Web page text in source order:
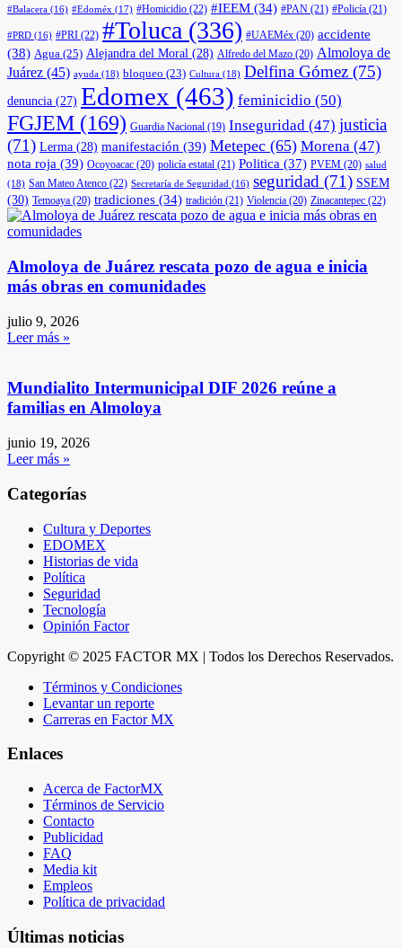
#Balacera (16) #Edoméx (17) #Homicidio (22) #IEEM (34) #PAN (21) #Policía (21)
#PRD (16) #PRI (22) #Toluca (336) #UAEMéx (20) accidente
(38) Agua (25) Alejandra del Moral (28) Alfredo del Mazo (20) Almoloya de
Juárez (45) ayuda (18) bloqueo (23) Cultura (18) Delfina Gómez (75)
denuncia (27) Edomex (463) feminicidio (50)
FGJEM (169) Guardia Nacional (19) Inseguridad (47) justicia
(71) Lerma (28) manifestación (39) Metepec (65) Morena (47)
nota roja (39) Ocoyoacac (20) policía estatal (21) Politica (37) PVEM (20) salud
(18) San Mateo Atenco (22) Secretaría de Seguridad (16) seguridad (71) SSEM
(30) Temoaya (20) tradiciones (34) tradición (21) Violencia (20) Zinacantepec (22)
Almoloya de Juárez rescata pozo de agua e inicia
más obras en comunidades
julio 9, 2026
Leer más »
Mundialito Intermunicipal DIF 2026 reúne a
familias en Almoloya
junio 19, 2026
Leer más »
Categorías
Cultura y Deportes
EDOMEX
Historias de vida
Política
Seguridad
Tecnología
Opinión Factor
Copyright © 2025 FACTOR MX | Todos los Derechos Reservados.
Términos y Condiciones
Levantar un reporte
Carreras en Factor MX
Enlaces
Acerca de FactorMX
Términos de Servicio
Contacto
Publicidad
FAQ
Media kit
Empleos
Política de privacidad
Últimas noticias